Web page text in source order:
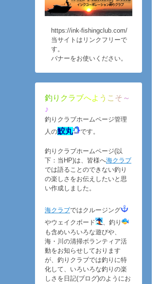
https://ink-fishingclub.com/
当サイトはリンクフリーで
す。
バナーをお使いください。
釣 り クラブへよ う こ そ ～
♪
釣りクラブホームページ管理
人の鮫丸 です。
釣りクラブホームページ(以
下：当HP)は、皆様へ海クラブ
では語ることのできない釣り
の楽しさをお伝えしたいと思
い作成しました。
海クラブではクルージング
やウェイクボード
、釣り
も含めいろいろな遊びや、
海・川の清掃ボランティア活
動をお知らせしております
が、釣りクラブでは釣りに特
化して、いろいろな釣りの楽
しさを日記(ブログ)のようにお